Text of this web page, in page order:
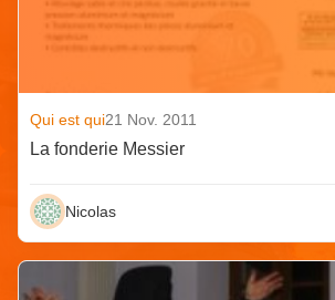
Qui est qui21 Nov. 2011
La fonderie Messier
Nicolas